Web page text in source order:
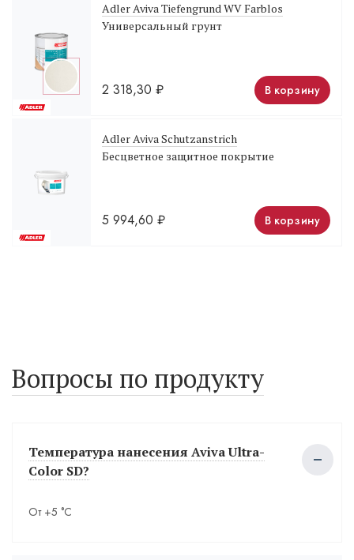
Adler Aviva Tiefengrund WV Farblos
Универсальный грунт
2 318,30 ₽ В корзину
Adler Aviva Schutzanstrich
Бесцветное защитное покрытие
5 994,60 ₽ В корзину
Вопросы по продукту
Температура нанесения Aviva Ultra-
Color SD?
От +5 °С